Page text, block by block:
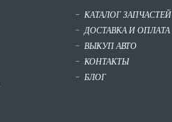
КАТАЛОГ ЗАПЧАСТЕЙ
ДОСТАВКА И ОПЛАТА
ВЫКУП АВТО
КОНТАКТЫ
БЛОГ